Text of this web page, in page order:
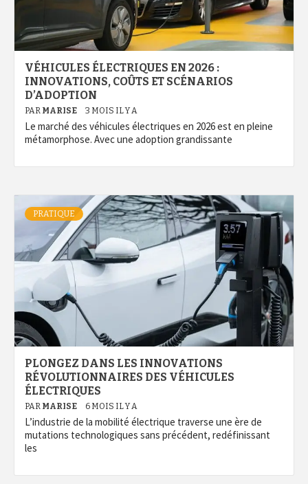
VÉHICULES ÉLECTRIQUES EN 2026 :
INNOVATIONS, COÛTS ET SCÉNARIOS
D’ADOPTION
PAR MARISE 3 MOIS IL Y A
Le marché des véhicules électriques en 2026 est en pleine
métamorphose. Avec une adoption grandissante
PRATIQUE
PLONGEZ DANS LES INNOVATIONS
RÉVOLUTIONNAIRES DES VÉHICULES
ÉLECTRIQUES
PAR MARISE 6 MOIS IL Y A
L’industrie de la mobilité électrique traverse une ère de
mutations technologiques sans précédent, redéfinissant
les